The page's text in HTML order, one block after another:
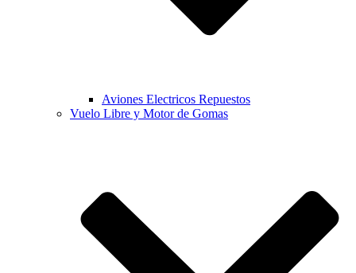
Aviones Electricos Repuestos
Vuelo Libre y Motor de Gomas